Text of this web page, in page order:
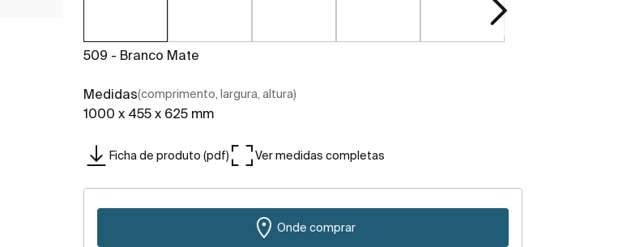
509 - Branco Mate
Medidas(comprimento, largura, altura)
1000 x 455 x 625 mm
Ficha de produto (pdf) Ver medidas completas
Onde comprar